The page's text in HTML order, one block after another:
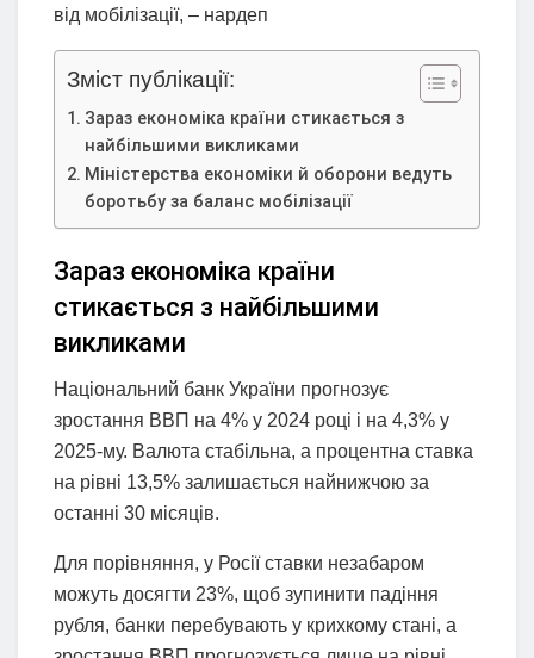
від мобілізації, – нардеп
Зміст публікації:
Зараз економіка країни стикається з
найбільшими викликами
Міністерства економіки й оборони ведуть
боротьбу за баланс мобілізації
Зараз економіка країни
стикається з найбільшими
викликами
Національний банк України прогнозує
зростання ВВП на 4% у 2024 році і на 4,3% у
2025-му. Валюта стабільна, а процентна ставка
на рівні 13,5% залишається найнижчою за
останні 30 місяців.
Для порівняння, у Росії ставки незабаром
можуть досягти 23%, щоб зупинити падіння
рубля, банки перебувають у крихкому стані, а